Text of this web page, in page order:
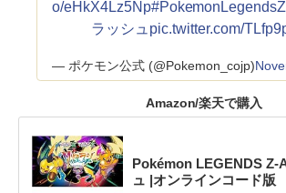
o/eHkX4Lz5Np
ラッシュ pic.twitter.com/
— ポケモン公式 (@Pokemon_cojp)
Amazon/楽天で購入
Pokémon LEGENDS Z-
ュ |オンラインコード版